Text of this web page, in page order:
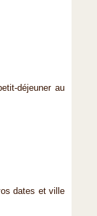
déjeuner au
dates et ville